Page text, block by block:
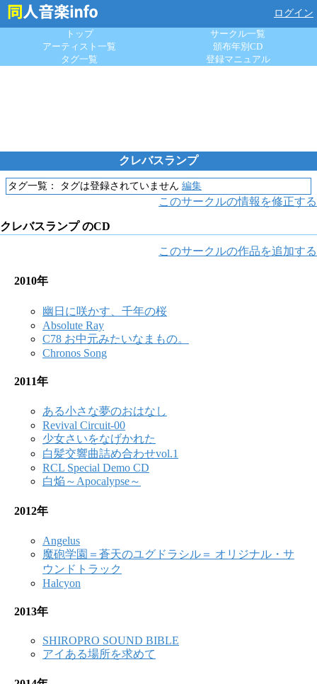
ログイン
トップ
サークル一覧
アーティスト一覧
頒布年別CD
タグ一覧
登録マニュアル
クレバスランプ
タグ一覧： タグは登録されていません 編集
このサークルの情報を修正する
クレバスランプ のCD
このサークルの作品を追加する
2010年
幽日に咲かす、千年の桜
Absolute Ray
C78 お中元みたいなまもの。
Chronos Song
2011年
ある小さな夢のおはなし
Revival Circuit-00
少女さいをなげかれた
白髪交響曲詰め合わせvol.1
RCL Special Demo CD
白焔～Apocalypse～
2012年
Angelus
魔砲学園＝蒼天のユグドラシル＝ オリジナル・サ
ウンドトラック
Halcyon
2013年
SHIROPRO SOUND BIBLE
アイある場所を求めて